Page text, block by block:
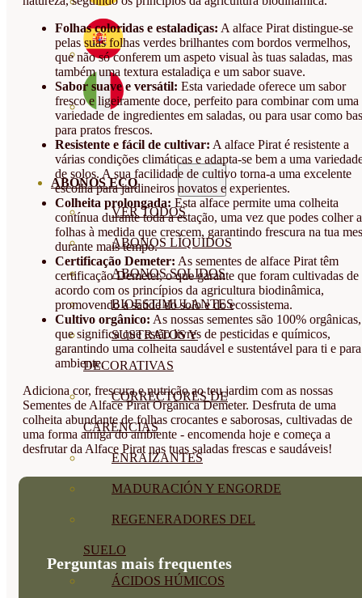
ABONOS ECO
VER TODOS
ABONOS LÍQUIDOS
ABONOS SOLIDOS
BIOESTIMULANTES
SUSTRATOS Y
DECORATIVAS
CORRECTORES DE
CARENCIAS
ENRAIZANTES
MADURACIÓN Y ENGORDE
REGENERADORES DEL
SUELO
ÁCIDOS HÚMICOS
Folhas coloridas e estaladiças: A alface Pirat distingue-se
pelas suas folhas verdes brilhantes com bordos vermelhos,
que não só conferem um aspeto visual às tuas saladas, mas
também uma textura estaladiça e um sabor suave.
Sabor suave e versátil: Esta variedade oferece um sabor
fresco e ligeiramente doce, perfeito para combinar com uma
variedade de ingredientes em saladas, ou para usar como
para pratos frescos.
Resistente e fácil de cultivar: A alface Pirat é resistente a
várias condições climáticas e adapta-se bem a uma
de solos. A sua facilidade de cultivo torna-a uma excelente
escolha para jardineiros novatos e experientes.
Colheita prolongada: Esta alface permite uma colheita
contínua durante toda a estação, uma vez que podes colher
folhas à medida que crescem, garantindo frescura na tua
durante mais tempo.
Certificação Demeter: As sementes de alface Pirat têm
certificação Demeter, o que garante que foram cultivadas de
acordo com os princípios da agricultura biodinâmica,
promovendo a saúde do solo e do ecossistema.
Cultivo orgânico: As nossas sementes são 100%
que significa que estão livres de pesticidas e químicos,
garantindo uma colheita saudável e sustentável para ti e
ambiente.
Adiciona cor, frescura e nutrição ao teu jardim com as nossas
Sementes de Alface Pirat Orgânica Demeter. Desfruta de uma
colheita abundante de folhas crocantes e saborosas, cultivadas de
uma forma amiga do ambiente - encomenda hoje e começa a
desfrutar da Alface Pirat nas tuas saladas frescas e saudáveis!
Perguntas mais frequentes